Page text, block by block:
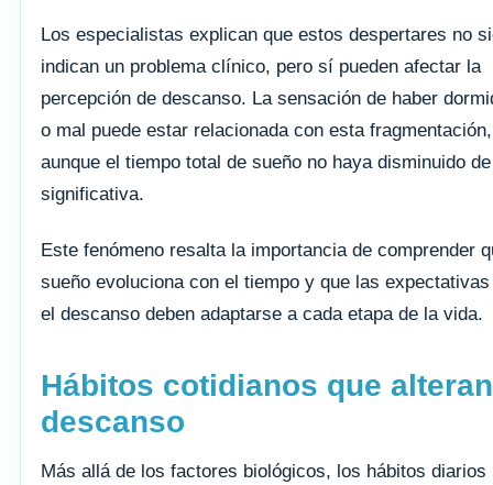
Los especialistas explican que estos despertares no
indican un problema clínico, pero sí pueden afectar la
percepción de descanso. La sensación de haber
o mal puede estar relacionada con esta fragmentación,
aunque el tiempo total de sueño no haya disminuido
significativa.
Este fenómeno resalta la importancia de comprender
sueño evoluciona con el tiempo y que las
el descanso deben adaptarse a cada etapa de la vida.
Hábitos cotidianos que
descanso
Más allá de los factores biológicos, los hábitos diarios